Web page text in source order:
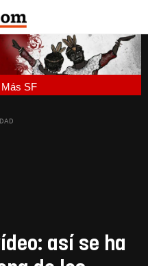
Más SF
así se ha